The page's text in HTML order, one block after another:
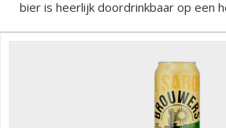
bier is heerlijk doordrinkbaar op een